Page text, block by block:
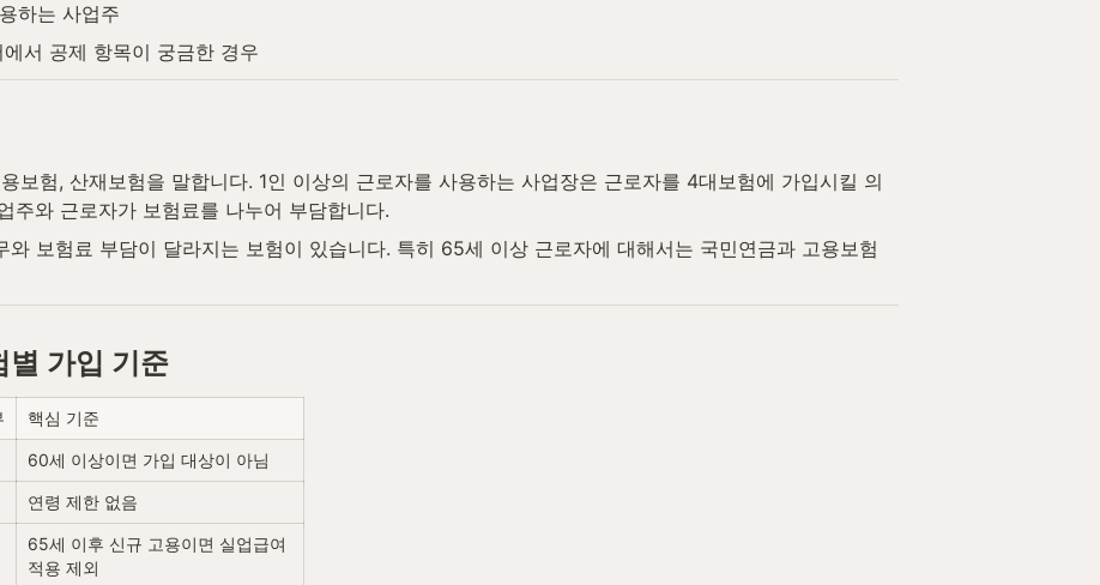
하는 사업주
서 공제 항목이 궁금한 경우
보험, 산재보험을 말합니다. 1인 이상의 근로자를 사용하는 사업장은 근로자를 4대보험에 가입시킬 의
주와 근로자가 보험료를 나누어 부담합니다.
와 보험료 부담이 달라지는 보험이 있습니다. 특히 65세 이상 근로자에 대해서는 국민연금과 고용보험
가입 기준
핵심 기준
60세 이상이면 가입 대상이 아님
연령 제한 없음
65세 이후 신규 고용이면 실업급여
적용 제외